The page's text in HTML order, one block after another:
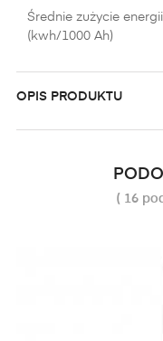
Średnie zużycie energii
(kwh/1000 Ah)
OPIS PRODUKTU
( 16